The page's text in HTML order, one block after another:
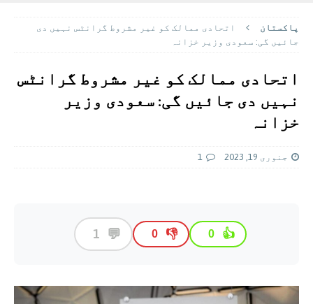
پاکستان
اتحادی ممالک کو غیر مشروط گرانٹس نہیں دی
جائیں گی: سعودی وزیر خزانہ
اتحادی ممالک کو غیر مشروط گرانٹس
نہیں دی جائیں گی: سعودی وزیر
خزانہ
جنوری 19, 2023 1
👍
0
👎
0
💬
1